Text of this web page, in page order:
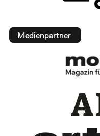
Medienpartner